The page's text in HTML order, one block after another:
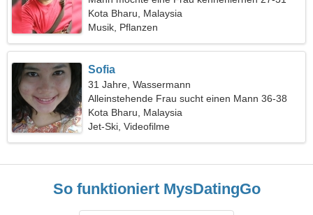
Kota Bharu, Malaysia
Musik, Pflanzen
Sofia
31 Jahre, Wassermann
Alleinstehende Frau sucht einen Mann 36-38
Kota Bharu, Malaysia
Jet-Ski, Videofilme
So funktioniert MysDatingGo